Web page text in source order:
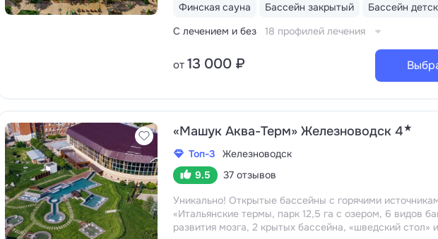
Регулярное обновление лечебной базы, есть редкие
и уникальные процедуры
Собственный бювет с
водой «Славяновская», «Ессентуки-4», «Ессентуки-2»
Финская сауна
Бассейн закрытый Бассейн
С лечением и без
18 профилей лечения
от 13 000 ₽
«Машук Аква-Терм» Железноводск 4★
Топ-3
Железноводск
9.5
37 отзывов
Уникально! Открытые бассейны с горячими
«Итальянские термы, парк 12,5 га с озером, 6 видов
развития мозга, 2 крытых бассейна, «шведский стол»